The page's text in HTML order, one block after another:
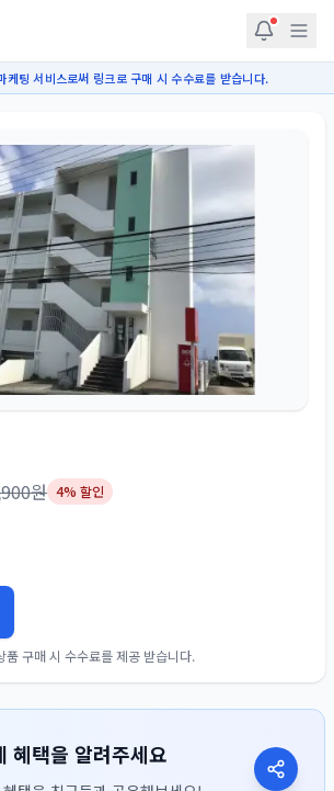
케팅 서비스로써 링크로 구매 시 수수료를 받습니다.
원 4% 할인
품 구매 시 수수료를 제공 받습니다.
혜택을 알려주세요